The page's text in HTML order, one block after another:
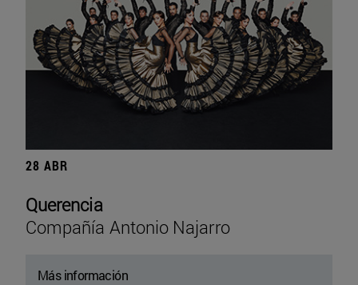
28 ABR
Querencia
Compañía Antonio Najarro
Más información